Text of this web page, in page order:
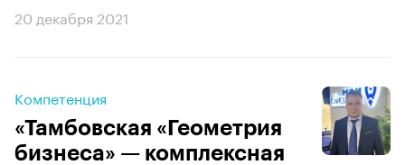
20 декабря 2021
Компетенция
«Тамбовская «Геометрия
бизнеса» — комплексная